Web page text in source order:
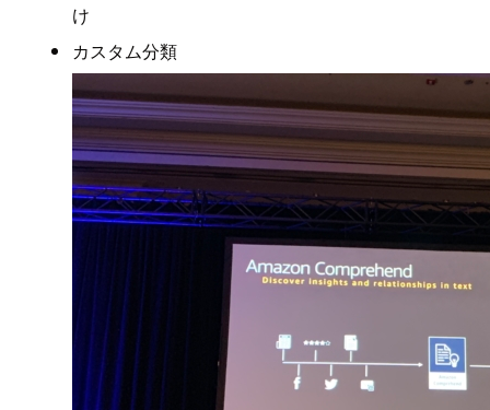
け
カスタム分類